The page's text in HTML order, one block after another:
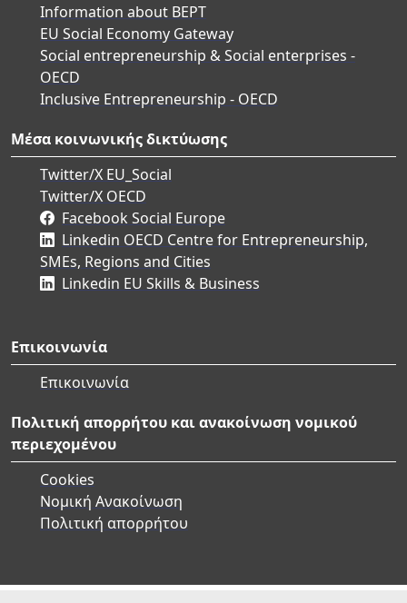
Information about BEPT
EU Social Economy Gateway
Social entrepreneurship & Social enterprises -
OECD
Inclusive Entrepreneurship - OECD
Μέσα κοινωνικής δικτύωσης
Twitter/X EU_Social
Twitter/X OECD
Facebook Social Europe
Linkedin OECD Centre for Entrepreneurship,
SMEs, Regions and Cities
Linkedin EU Skills & Business
Επικοινωνία
Επικοινωνία
Πολιτική απορρήτου και ανακοίνωση νομικού
περιεχομένου
Cookies
Νομική Ανακοίνωση
Πολιτική απορρήτου